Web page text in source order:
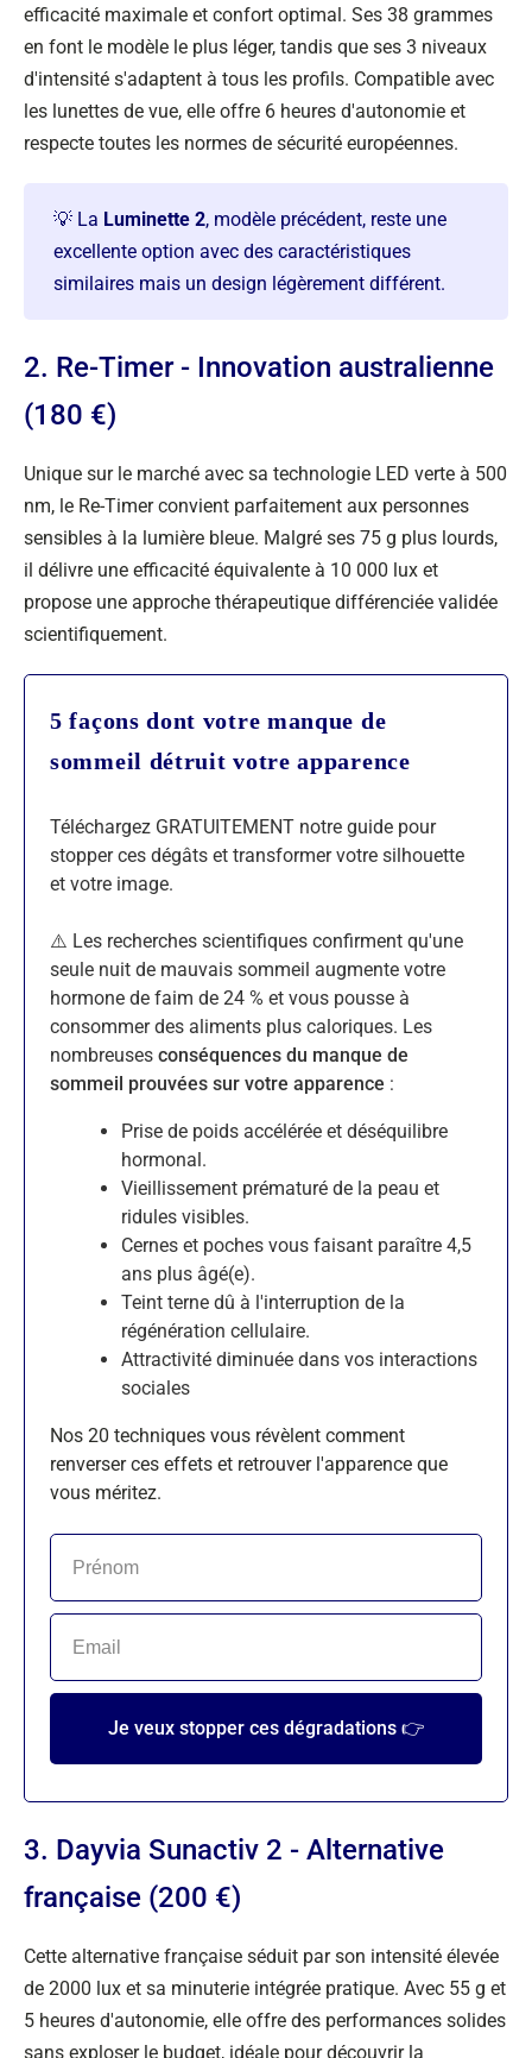
efficacité maximale et confort optimal. Ses 38 grammes
en font le modèle le plus léger, tandis que ses 3 niveaux
d'intensité s'adaptent à tous les profils. Compatible avec
les lunettes de vue, elle offre 6 heures d'autonomie et
respecte toutes les normes de sécurité européennes.
💡 La Luminette 2, modèle précédent, reste une
excellente option avec des caractéristiques
similaires mais un design légèrement différent.
2. Re-Timer - Innovation australienne
(180 €)
Unique sur le marché avec sa technologie LED verte à 500
nm, le Re-Timer convient parfaitement aux personnes
sensibles à la lumière bleue. Malgré ses 75 g plus lourds,
il délivre une efficacité équivalente à 10 000 lux et
propose une approche thérapeutique différenciée validée
scientifiquement.
5 façons dont votre manque de
sommeil détruit votre apparence
Téléchargez GRATUITEMENT notre guide pour
stopper ces dégâts et transformer votre silhouette
et votre image.
⚠️ Les recherches scientifiques confirment qu'une
seule nuit de mauvais sommeil augmente votre
hormone de faim de 24 % et vous pousse à
consommer des aliments plus caloriques. Les
nombreuses conséquences du manque de
sommeil prouvées sur votre apparence :
Prise de poids accélérée et déséquilibre
hormonal.
Vieillissement prématuré de la peau et
ridules visibles.
Cernes et poches vous faisant paraître 4,5
ans plus âgé(e).
Teint terne dû à l'interruption de la
régénération cellulaire.
Attractivité diminuée dans vos interactions
sociales
Nos 20 techniques vous révèlent comment
renverser ces effets et retrouver l'apparence que
vous méritez.
Je veux stopper ces dégradations 👉
3. Dayvia Sunactiv 2 - Alternative
française (200 €)
Cette alternative française séduit par son intensité élevée
de 2000 lux et sa minuterie intégrée pratique. Avec 55 g et
5 heures d'autonomie, elle offre des performances solides
sans exploser le budget, idéale pour découvrir la